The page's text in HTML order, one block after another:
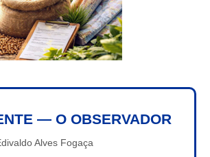
— O OBSERVADOR
Alves Fogaça